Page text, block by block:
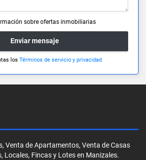
sobre ofertas inmobiliarias
Enviar mensaje
los Términos de servicio y privacidad
Venta de Apartamentos, Venta de Casas
Locales, Fincas y Lotes en Manizales.